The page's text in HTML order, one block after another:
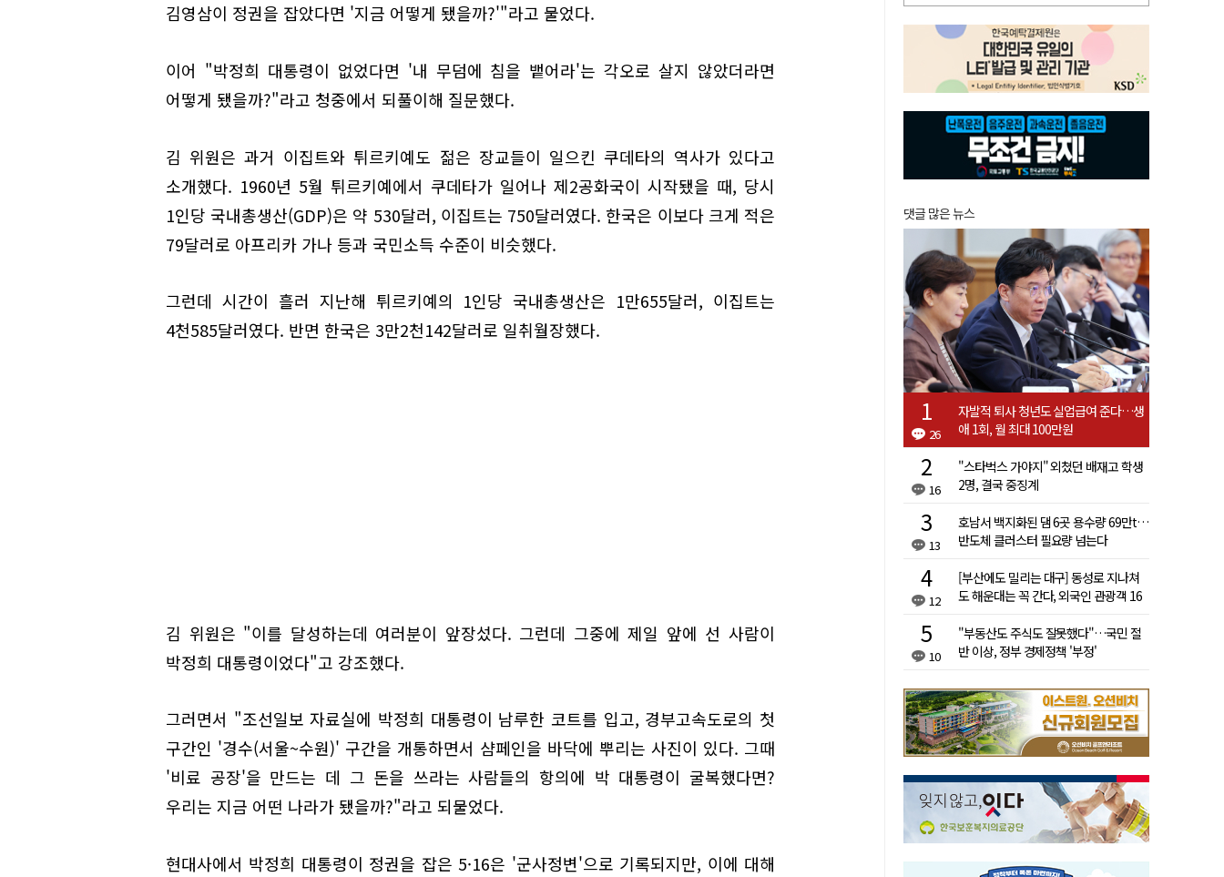
김영삼이 정권을 잡았다면 '지금 어떻게 됐을까?'"라고 물었다.
이어 "박정희 대통령이 없었다면 '내 무덤에 침을 뱉어라'는 각오로 살지 않았더라면
어떻게 됐을까?"라고 청중에서 되풀이해 질문했다.
김 위원은 과거 이집트와 튀르키예도 젊은 장교들이 일으킨 쿠데타의 역사가 있다고
소개했다. 1960년 5월 튀르키예에서 쿠데타가 일어나 제2공화국이 시작됐을 때, 당시
1인당 국내총생산(GDP)은 약 530달러, 이집트는 750달러였다. 한국은 이보다 크게 적은
79달러로 아프리카 가나 등과 국민소득 수준이 비슷했다.
그런데 시간이 흘러 지난해 튀르키예의 1인당 국내총생산은 1만655달러, 이집트는
4천585달러였다. 반면 한국은 3만2천142달러로 일취월장했다.
김 위원은 "이를 달성하는데 여러분이 앞장섰다. 그런데 그중에 제일 앞에 선 사람이
박정희 대통령이었다"고 강조했다.
그러면서 "조선일보 자료실에 박정희 대통령이 남루한 코트를 입고, 경부고속도로의 첫
구간인 '경수(서울~수원)' 구간을 개통하면서 샴페인을 바닥에 뿌리는 사진이 있다. 그때
'비료 공장'을 만드는 데 그 돈을 쓰라는 사람들의 항의에 박 대통령이 굴복했다면?
우리는 지금 어떤 나라가 됐을까?"라고 되물었다.
현대사에서 박정희 대통령이 정권을 잡은 5·16은 '군사정변'으로 기록되지만, 이에 대해
댓글 많은 뉴스
26
자발적 퇴사 청년도 실업급여 준다…생
애 1회, 월 최대 100만원
16
"스타벅스 가야지" 외쳤던 배재고 학생
2명, 결국 중징계
13
호남서 백지화된 댐 6곳 용수량 69만t…
반도체 클러스터 필요량 넘는다
12
[부산에도 밀리는 대구] 동성로 지나쳐
도 해운대는 꼭 간다, 외국인 관광객 16
10
"부동산도 주식도 잘못했다"…국민 절
반 이상, 정부 경제정책 '부정'